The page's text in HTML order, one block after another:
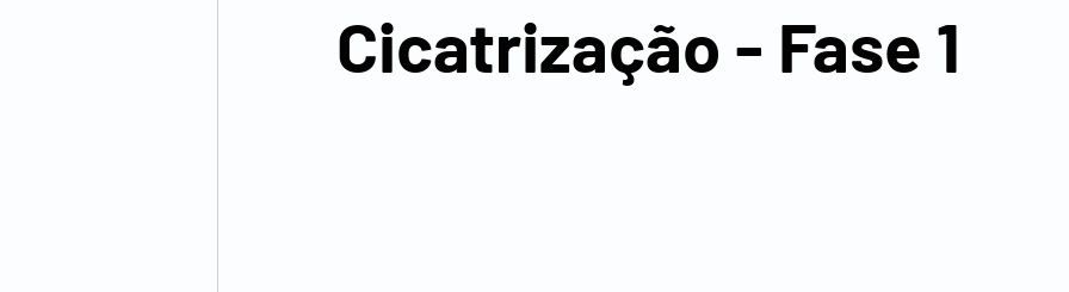
Figado, pâncreas e baço
Cicatrização - Fase 1